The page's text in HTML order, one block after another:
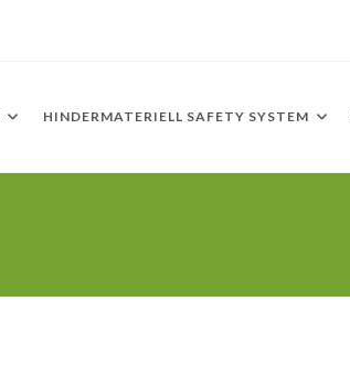
HINDERMATERIELL SAFETY SYSTEM